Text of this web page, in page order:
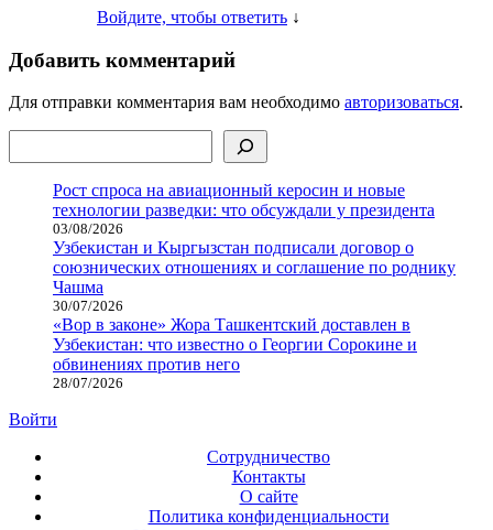
Войдите, чтобы ответить ↓
Добавить комментарий
Для отправки комментария вам необходимо авторизоваться.
Рост спроса на авиационный керосин и новые
технологии разведки: что обсуждали у президента
03/08/2026
Узбекистан и Кыргызстан подписали договор о
союзнических отношениях и соглашение по роднику
Чашма
30/07/2026
«Вор в законе» Жора Ташкентский доставлен в
Узбекистан: что известно о Георгии Сорокине и
обвинениях против него
28/07/2026
Войти
Сотрудничество
Контакты
О сайте
Политика конфиденциальности